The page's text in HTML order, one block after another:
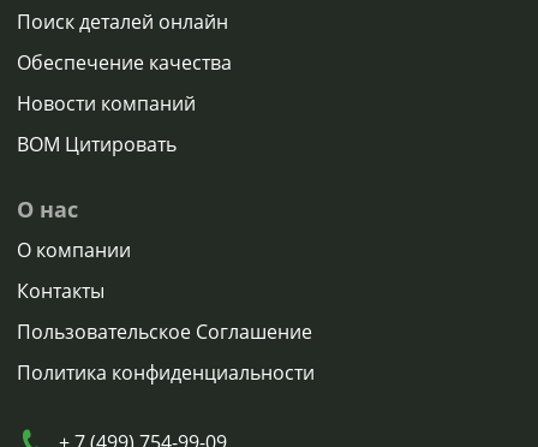
Поиск деталей онлайн
Обеспечение качества
Новости компаний
BOM Цитировать
О нас
О компании
Контакты
Пользовательское Соглашение
Политика конфиденциальности